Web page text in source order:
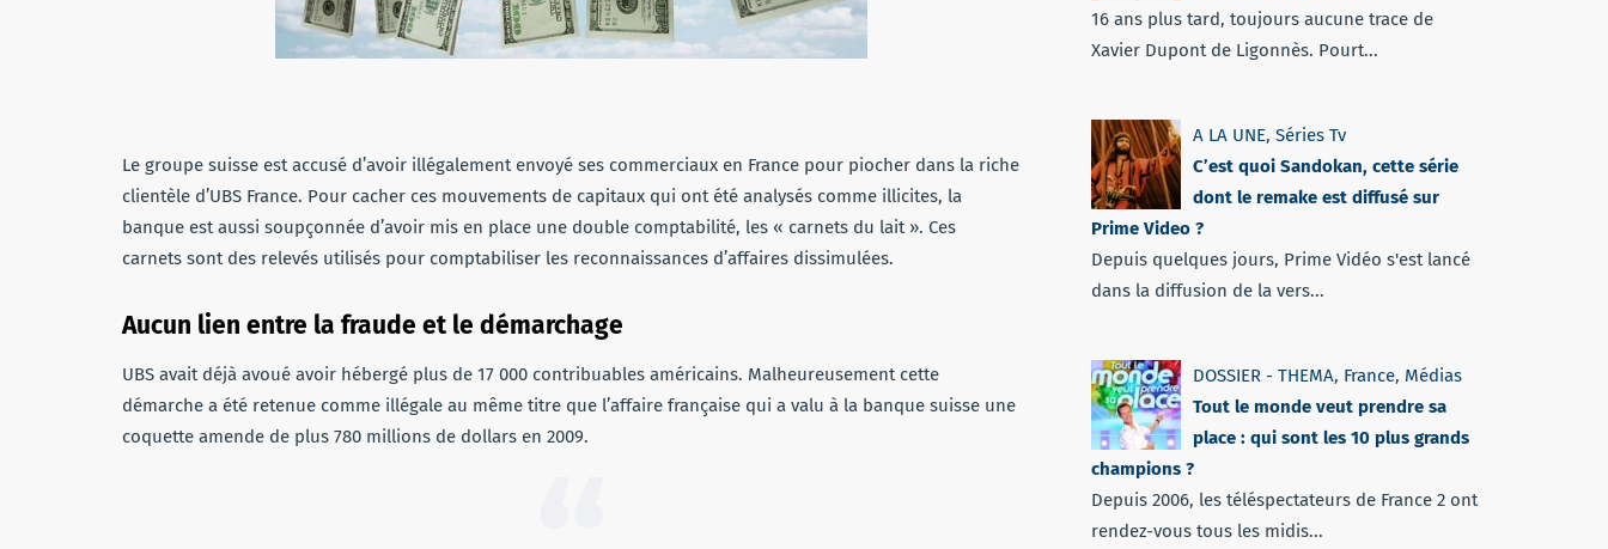
Le groupe suisse est accusé d’avoir illégalement envoyé ses commerciaux en France pour piocher dans la riche
clientèle d’UBS France. Pour cacher ces mouvements de capitaux qui ont été analysés comme illicites, la
banque est aussi soupçonnée d’avoir mis en place une double comptabilité, les « carnets du lait ». Ces
carnets sont des relevés utilisés pour comptabiliser les reconnaissances d’affaires dissimulées.
Aucun lien entre la fraude et le démarchage
UBS avait déjà avoué avoir hébergé plus de 17 000 contribuables américains. Malheureusement cette
démarche a été retenue comme illégale au même titre que l’affaire française qui a valu à la banque suisse une
coquette amende de plus 780 millions de dollars en 2009.
16 ans plus tard, toujours aucune trace de
Xavier Dupont de Ligonnès. Pourt...
A LA UNE, Séries Tv
C’est quoi Sandokan, cette série
dont le remake est diffusé sur
Prime Video ?
Depuis quelques jours, Prime Vidéo s'est lancé
dans la diffusion de la vers...
DOSSIER - THEMA, France, Médias
Tout le monde veut prendre sa
place : qui sont les 10 plus grands
champions ?
Depuis 2006, les téléspectateurs de France 2 ont
rendez-vous tous les midis...